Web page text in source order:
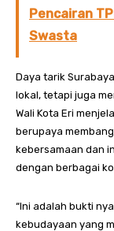
Pencairan
Swasta
Daya tarik
lokal, tetapi juga
Wali Kota Eri
berupaya
kebersamaan dan
dengan berbagai
“Ini adalah bukti
kebudayaan yang